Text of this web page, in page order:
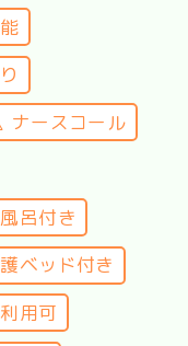
ナースコール
呂付き
ベッド付き
用可